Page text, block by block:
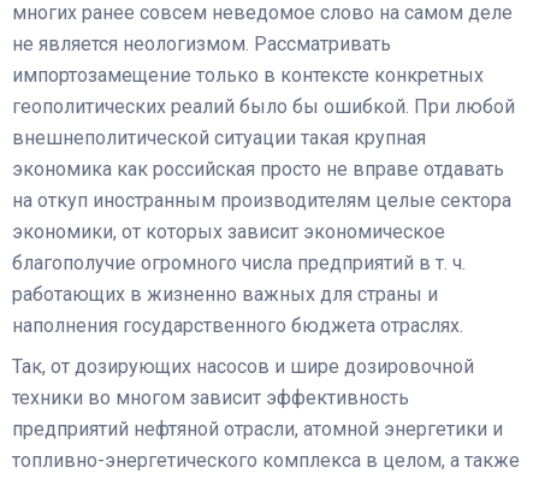
многих ранее совсем неведомое слово на самом деле
не является неологизмом. Рассматривать
импортозамещение только в контексте конкретных
геополитических реалий было бы ошибкой. При любой
внешнеполитической ситуации такая крупная
экономика как российская просто не вправе отдавать
на откуп иностранным производителям целые сектора
экономики, от которых зависит экономическое
благополучие огромного числа предприятий в т. ч.
работающих в жизненно важных для страны и
наполнения государственного бюджета отраслях.
Так, от дозирующих насосов и шире дозировочной
техники во многом зависит эффективность
предприятий нефтяной отрасли, атомной энергетики и
топливно-энергетического комплекса в целом, а также